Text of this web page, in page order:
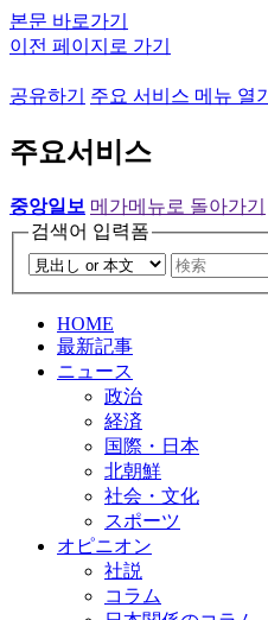
본문 바로가기
이전 페이지로 가기
공유하기 주요 서비스 메뉴 열기
주요서비스
중앙일보 메가메뉴로 돌아가기
검색어 입력폼
HOME
最新記事
ニュース
政治
経済
国際・日本
北朝鮮
社会・文化
スポーツ
オピニオン
社説
コラム